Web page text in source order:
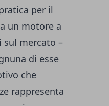
per il
un motore a
sul mercato –
di esse
che
rappresenta